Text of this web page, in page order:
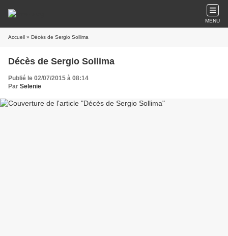
MENU
Accueil » Décès de Sergio Sollima
Décès de Sergio Sollima
Publié le 02/07/2015 à 08:14
Par Selenie